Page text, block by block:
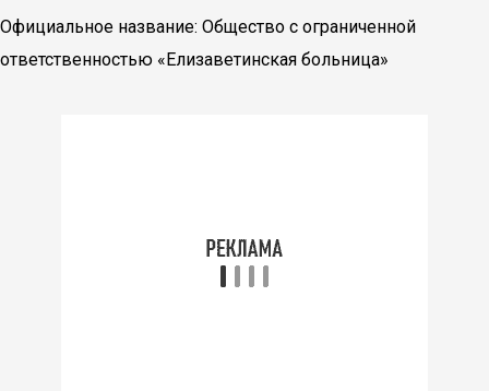
Официальное название: Общество с ограниченной
ответственностью «Елизаветинская больница»